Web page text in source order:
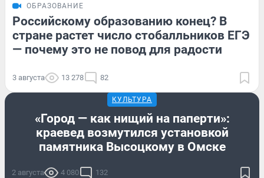
ОБРАЗОВАНИЕ
Российскому образованию конец? В
стране растет число стобалльников ЕГЭ
— почему это не повод для радости
3 августа 13 278 82
КУЛЬТУРА
«Город — как нищий на паперти»:
краевед возмутился установкой
памятника Высоцкому в Омске
2 августа 4 080 132